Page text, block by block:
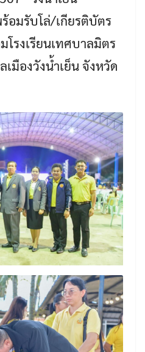
อมรับโล่/เกียรติบัตร
รงเรียนเทศบาลมิตร
มืองวังน้ำเย็น จังหวัด